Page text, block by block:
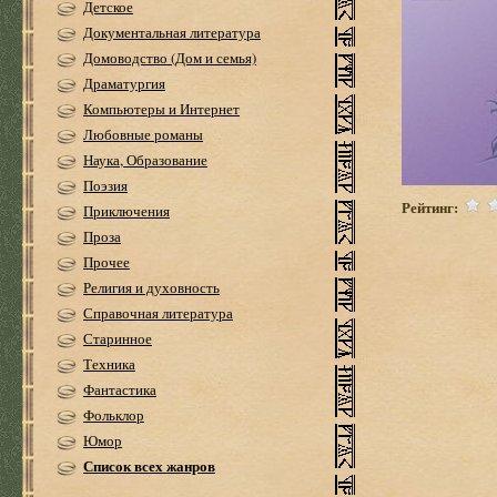
Детское
Документальная литература
Домоводство (Дом и семья)
Драматургия
Компьютеры и Интернет
Любовные романы
Наука, Образование
Поэзия
Приключения
Проза
Прочее
Религия и духовность
Справочная литература
Старинное
Техника
Фантастика
Фольклор
Юмор
Список всех жанров
Рейтинг: